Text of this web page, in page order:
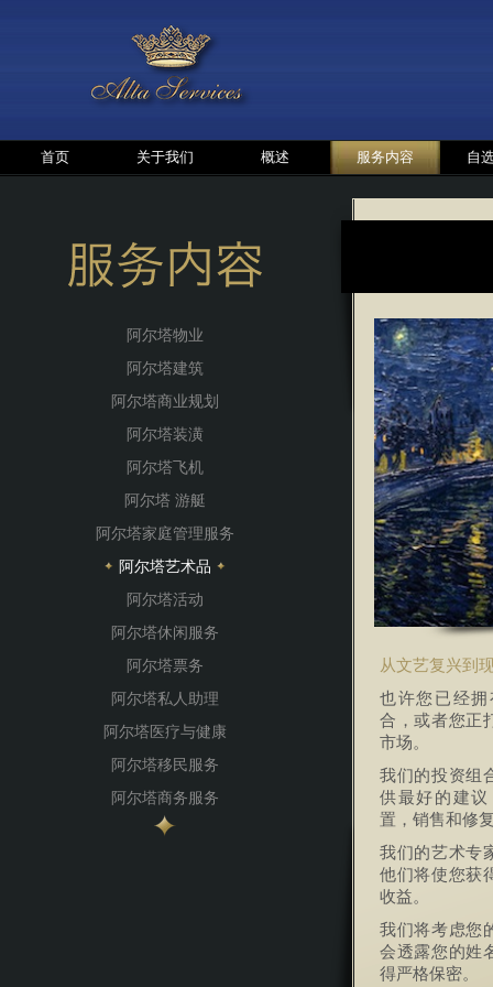
首页 关于我们 概述 服务内容 自
阿尔塔物业
阿尔塔建筑
阿尔塔商业规划
阿尔塔装潢
阿尔塔飞机
阿尔塔 游艇
阿尔塔家庭管理服务
阿尔塔艺术品
阿尔塔活动
阿尔塔休闲服务
阿尔塔票务
阿尔塔私人助理
阿尔塔医疗与健康
阿尔塔移民服务
阿尔塔商务服务
从文艺复兴到
也许您已经
合，或者您正
市场。
我们的投资组
供最好的建
置，销售和修
我们的艺术专
他们将使您获
收益。
我们将考虑您
会透露您的姓
得严格保密。